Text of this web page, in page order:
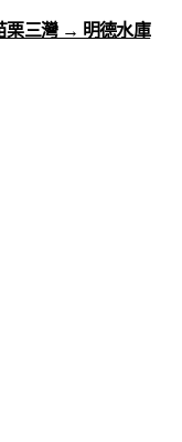
栗三灣 → 明德水庫